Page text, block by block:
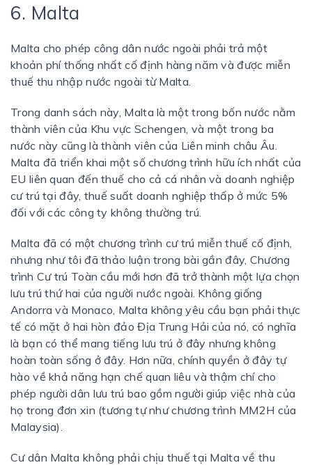
6. Malta
Malta cho phép công dân nước ngoài phải trả một
khoản phí thống nhất cố định hàng năm và được miễn
thuế thu nhập nước ngoài từ Malta.
Trong danh sách này, Malta là một trong bốn nước nằm
thành viên của Khu vực Schengen, và một trong ba
nước này cũng là thành viên của Liên minh châu Âu.
Malta đã triển khai một số chương trình hữu ích nhất của
EU liên quan đến thuế cho cả cá nhân và doanh nghiệp
cư trú tại đây, thuế suất doanh nghiệp thấp ở mức 5%
đối với các công ty không thường trú.
Malta đã có một chương trình cư trú miễn thuế cố định,
nhưng như tôi đã thảo luận trong bài gần đây, Chương
trình Cư trú Toàn cầu mới hơn đã trở thành một lựa chọn
lưu trú thứ hai của người nước ngoài. Không giống
Andorra và Monaco, Malta không yêu cầu bạn phải thực
tế có mặt ở hai hòn đảo Địa Trung Hải của nó, có nghĩa
là bạn có thể mang tiếng lưu trú ở đây nhưng không
hoàn toàn sống ở đây. Hơn nữa, chính quyền ở đây tự
hào về khả năng hạn chế quan liêu và thậm chí cho
phép người dân lưu trú bao gồm người giúp việc nhà của
họ trong đơn xin (tương tự như chương trình MM2H của
Malaysia).
Cư dân Malta không phải chịu thuế tại Malta về thu